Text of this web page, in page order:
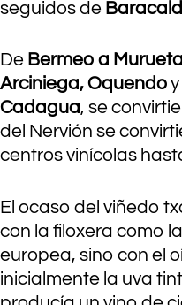
seguidos de
De Bermeo a
Arciniega, Oquendo
Cadagua, se
del Nervión se
centros vinícolas
El ocaso del viñedo
con la filoxera como
europea, sino con el
inicialmente la uva